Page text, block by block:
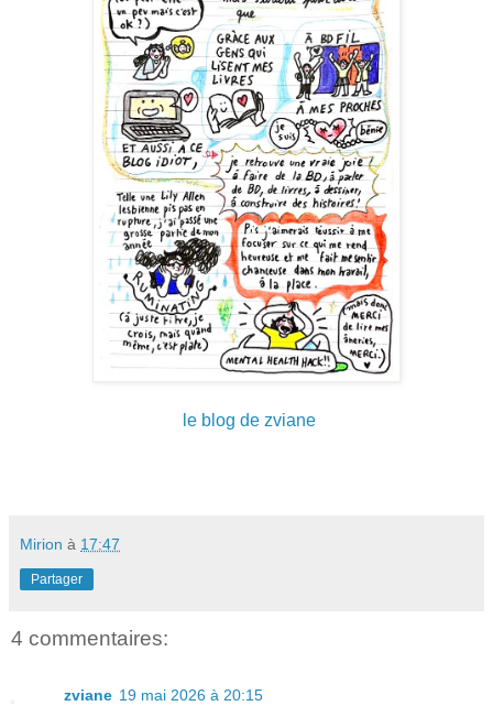
le blog de zviane
Mirion à 17:47
Partager
4 commentaires:
zviane 19 mai 2026 à 20:15